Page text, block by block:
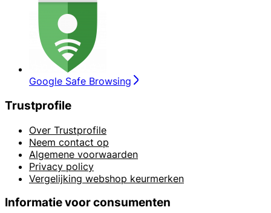
Google Safe Browsing
Trustprofile
Over Trustprofile
Neem contact op
Algemene voorwaarden
Privacy policy
Vergelijking webshop keurmerken
Informatie voor consumenten